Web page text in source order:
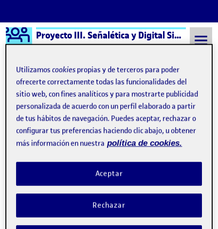
Saltar al contenido
Logo Ágora Proyecto III. Señalética y Digital Signage aula 3
Semestre 20221 - Aula 3 19 Enero, 2023
19 Enero, 2023
Publicado por
Benjamín José Trillo Díaz
Fecha de publicación19 enero, 2023 10:44 pm
-comentario
Utilizamoscookies propias y de terceros para poder
ofrecerte correctamente todas las funcionalidades del
sitio web, con fines analíticos y para mostrarte publicidad
personalizada de acuerdo con un perfil elaborado a partir
de tus hábitos de navegación. Puedes aceptar, rechazar o
configurar tus preferencias haciendo clic abajo, u obtener
más información en nuestra política de cookies.
Rechazar
Aceptar